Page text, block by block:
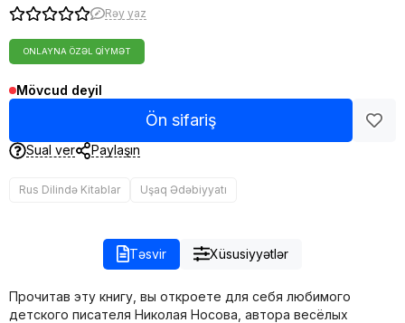
Rəy yaz
ONLAYNA ÖZƏL QIYMƏT
Mövcud deyil
Ön sifariş
Sual ver Paylaşın
Rus Dilində Kitablar Uşaq Ədəbiyyatı
Təsvir Xüsusiyyətlər
Прочитав эту книгу, вы откроете для себя любимого
детского писателя Николая Носова, автора весёлых